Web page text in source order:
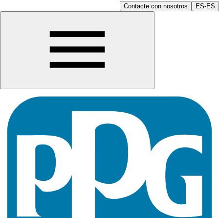
Contacte con nosotros ES-ES